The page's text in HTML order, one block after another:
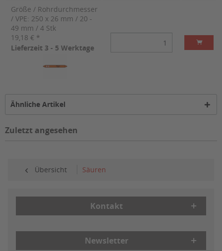
Größe / Rohrdurchmesser
/ VPE: 250 x 26 mm / 20 -
49 mm / 4 Stk
19,18 € *
Lieferzeit 3 - 5 Werktage
Ähnliche Artikel
Zuletzt angesehen
Übersicht Säuren
Kontakt
Newsletter